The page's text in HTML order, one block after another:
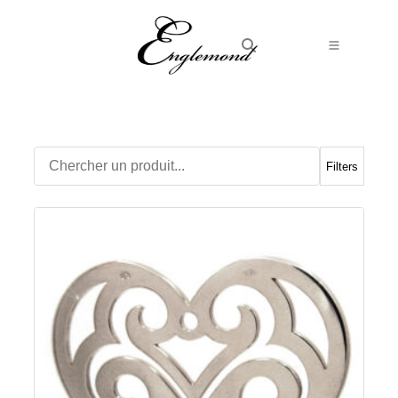
Boucles d’Oreilles
Boutons de manchette
Colliers
Médailles
Pendentifs
Adamas
Filters